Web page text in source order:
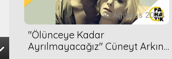
16 Ağustos 2023
''Ölünceye Kadar
Ayrılmayacağız'' Cüneyt Arkın-